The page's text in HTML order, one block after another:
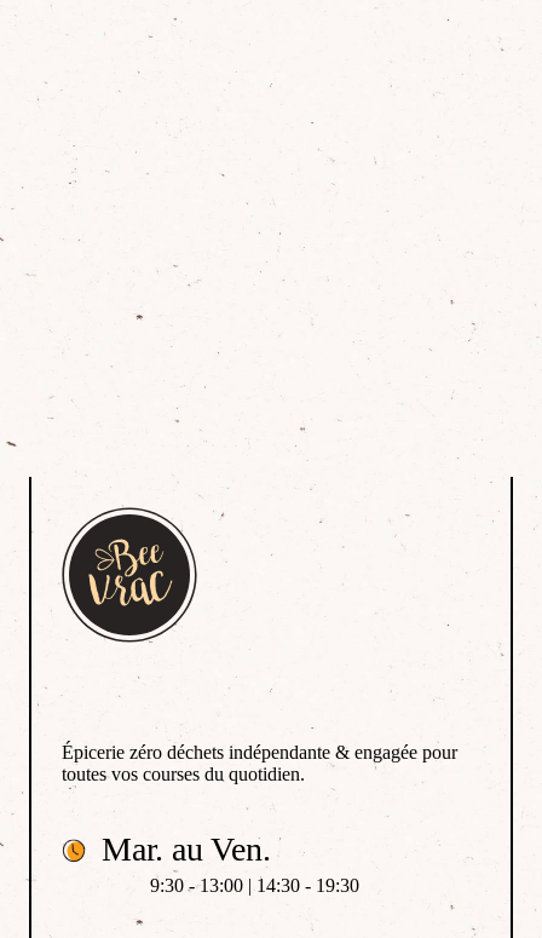
Épicerie zéro déchets indépendante & engagée pour
toutes vos courses du quotidien.
Mar. au Ven.
9:30 - 13:00 | 14:30 - 19:30